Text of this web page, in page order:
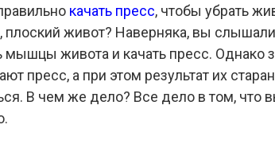
качать пресс, чтобы убрать
плоский живот? Наверняка, вы
мышцы живота и качать пресс. Однако
пресс, а при этом результат их
В чем же дело? Все дело в том, что